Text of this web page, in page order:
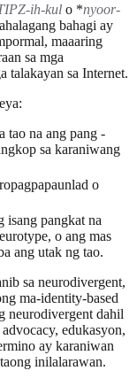
ih-kul o *nyoor-
bahagi ay
maaaring
sa mga
talakayan sa Internet.
tao na ang pang -
sa karaniwang
o
isang pangkat na
o ang mas
ang utak ng tao.
sa neurodivergent,
ma-identity-based
neurodivergent dahil
edukasyon,
ay karaniwan
inilalarawan.